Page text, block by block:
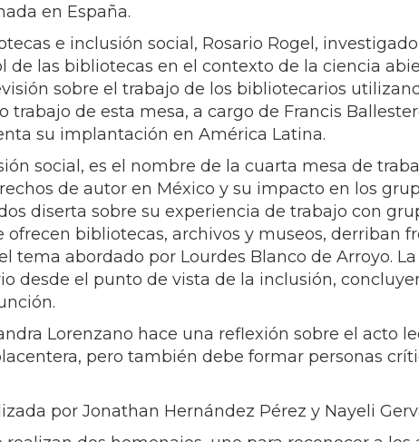
en España.
e inclusión social, Rosario Rogel,
las bibliotecas en el contexto de la ciencia
sobre el trabajo de los bibliotecarios
de esta mesa, a cargo de Francis
su implantación en América Latina.
social, es el nombre de la cuarta mesa de
de autor en México y su impacto en los
diserta sobre su experiencia de trabajo con
bibliotecas, archivos y museos, derriban
tema abordado por Lourdes Blanco de Arroyo.
desde el punto de vista de la inclusión,
Lorenzano hace una reflexión sobre el acto
pero también debe formar personas
por Jonathan Hernández Pérez y Nayeli